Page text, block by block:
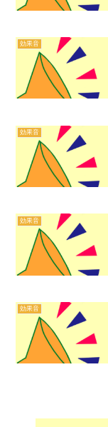
効果音
効果音
効果音
効果音